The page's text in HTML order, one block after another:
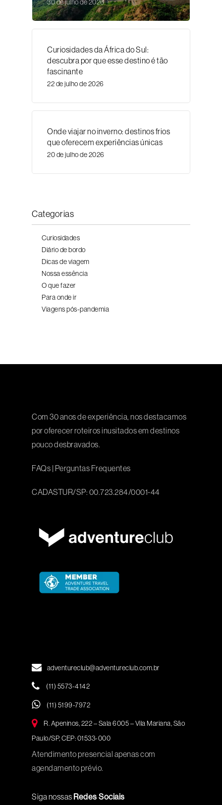
30 de julho de 2026
Curiosidades da África do Sul:
descubra por que esse destino é tão
fascinante
22 de julho de 2026
Onde viajar no inverno: destinos frios
que oferecem experiências únicas
20 de julho de 2026
Categorias
Curiosidades
Diário de bordo
Dicas de viagem
Nossa essência
O que fazer
Para onde ir
Viagens pós-pandemia
Com 30 anos de experiência, nos destacamos
por oferecer roteiros inusitados em destinos
pouco desbravados.
FAQs | Perguntas Frequentes
CADASTUR/SP: 00.723.284/0001-44
adventureclub@adventureclub.com.br
(11) 5573-4142
(11) 5199-7972
R. Apeninos, 222 – Sala 6005 – Vila Mariana, São
Paulo/SP, CEP: 01533-000
Atendimento presencial apenas com
agendamento prévio.
Siga nossas Redes Sociais